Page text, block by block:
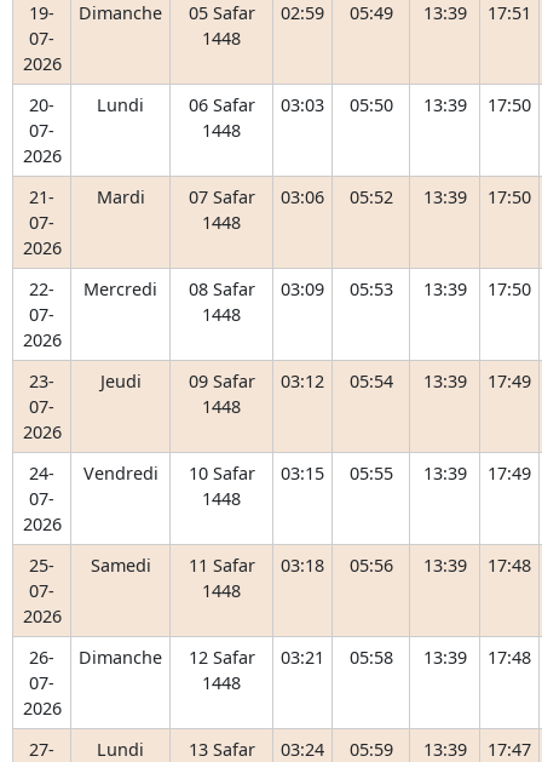
19-
07-
2026
Dimanche
05 Safar
1448
02:59 05:49 13:39 17:51
20-
07-
2026
Lundi
06 Safar
1448
03:03 05:50 13:39 17:50
21-
07-
2026
Mardi
07 Safar
1448
03:06 05:52 13:39 17:50
22-
07-
2026
Mercredi
08 Safar
1448
03:09 05:53 13:39 17:50
23-
07-
2026
Jeudi
09 Safar
1448
03:12 05:54 13:39 17:49
24-
07-
2026
Vendredi
10 Safar
1448
03:15 05:55 13:39 17:49
25-
07-
2026
Samedi
11 Safar
1448
03:18 05:56 13:39 17:48
26-
07-
2026
Dimanche
12 Safar
1448
03:21 05:58 13:39 17:48
27-
Lundi
13 Safar
03:24 05:59 13:39 17:47